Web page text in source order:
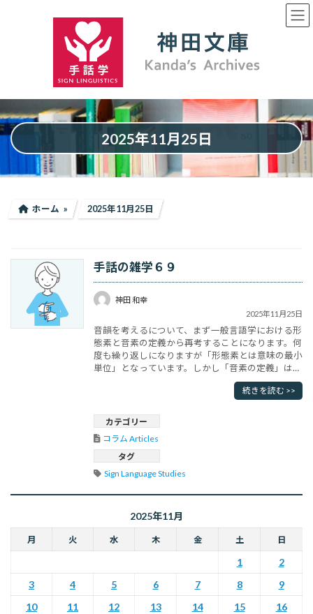
ッ
プ
移
動
2025年11月25日
ホーム 2025年11月25日
手話の雑学６９
神田 和幸
2025年11月25日
音韻を考えるについて、まず一般言語学における形
態素と音素の定義から再考することになります。何
度も繰り返しになりますが「形態素とは意味の最小
単位」となっています。しかし「音素の定義」は、
実はまだシンプルな定義はありません。音素を考え
る上で重要な概念が「異音（いおん）」です。 音
は、ある言語において意味の違いを生み出す最小の
音の単位のことです。たとえ･･･
続きを読む >>
カテゴリー
コラム Articles
タグ
Sign Language Studies
2025年11月
月 火 水 木 金 土 日
1
2
3
4 5 6 7 8
9
10
11 12 13 14 15
16